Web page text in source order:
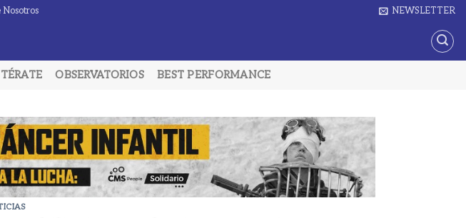
Nosotros NEWSLETTER
OBSERVATORIOS BEST PERFORMANCE